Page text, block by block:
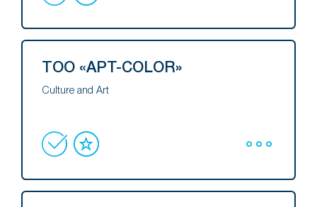
ТОО «АРТ-COLOR»
Culture and Art